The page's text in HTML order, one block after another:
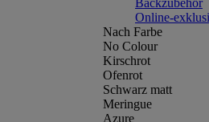
Backzubehör
Online-
Nach Farbe
No Colour
Kirschrot
Ofenrot
Schwarz matt
Meringue
Azure